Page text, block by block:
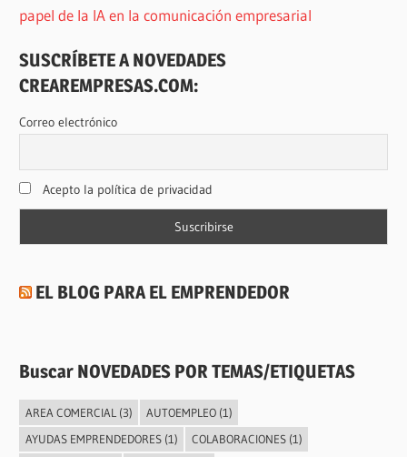
papel de la IA en la comunicación empresarial
SUSCRÍBETE A NOVEDADES
CREAREMPRESAS.COM:
Correo electrónico
Acepto la política de privacidad
EL BLOG PARA EL EMPRENDEDOR
Buscar NOVEDADES POR TEMAS/ETIQUETAS
AREA COMERCIAL (3) AUTOEMPLEO(1)
AYUDAS EMPRENDEDORES(1) COLABORACIONES(1)